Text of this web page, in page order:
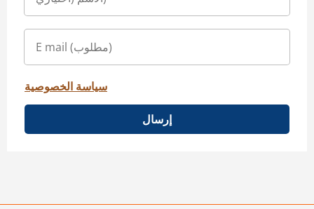
سياسة الخصوصية
إرسال